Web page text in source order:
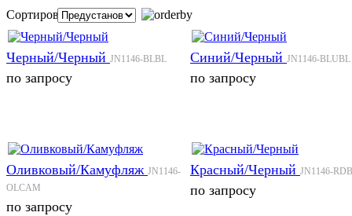
Сортировка:
Черный/Черный JN1146-BLBL
по запросу
Синий/Черный JN1146-BLUBL
по запросу
Оливковый/Камуфляж JN1146-
OLCAM
по запросу
Красный/Черный JN1146-
по запросу